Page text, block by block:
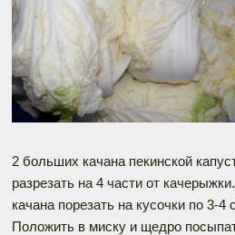
2 больших качана пекинской
разрезать на 4 части от
качана порезать на кусочки по 3-4
Положить в миску и щедро